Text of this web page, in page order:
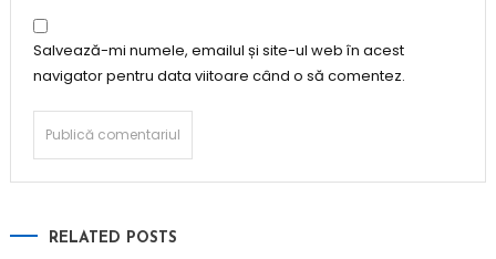
Salvează-mi numele, emailul și site-ul web în acest
navigator pentru data viitoare când o să comentez.
RELATED POSTS